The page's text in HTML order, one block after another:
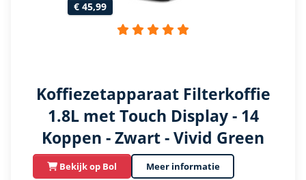
€ 45,99
Koffiezetapparaat Filterkoffie
1.8L met Touch Display - 14
Koppen - Zwart - Vivid Green
Bekijk op Bol Meer informatie